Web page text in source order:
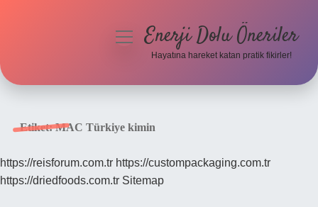
Hakkımızda
menüyüEnerji Dolu Öneriler
Hayatına hareket katan pratik fikirler!
Etiket:MAC Türkiye kimin
https://reisforum.com.tr https://custompackaging.com.tr
https://driedfoods.com.tr Sitemap